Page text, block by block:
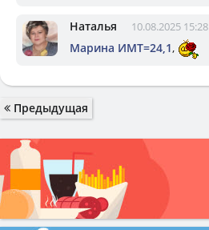
Наталья 10.08.2025 15:28
Марина ИМТ=24,1,
Предыдущая